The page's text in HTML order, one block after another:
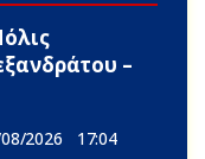
–
2026 17:04